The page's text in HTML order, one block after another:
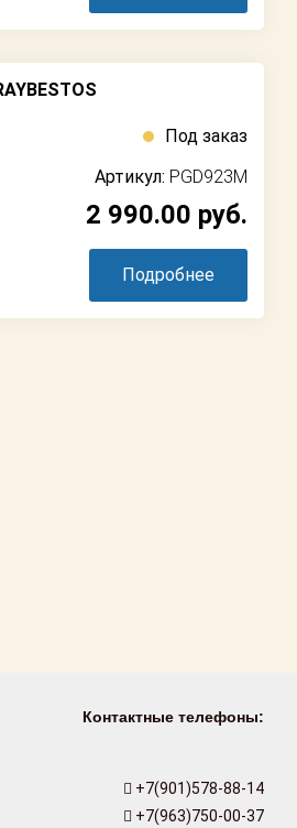
Под заказ
Артикул: PGD923M
2 990.00 руб.
Подробнее
Контактные телефоны:
+7(901)578-88-14
+7(963)750-00-37